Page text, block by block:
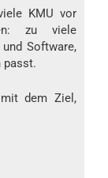
KMU vor
zu viele
Software,
passt.
dem Ziel,